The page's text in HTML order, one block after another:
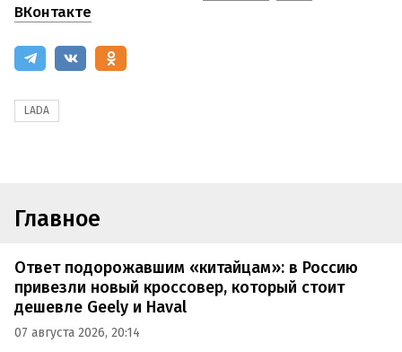
ВКонтакте
LADA
Главное
Ответ подорожавшим «китайцам»: в Россию
привезли новый кроссовер, который стоит
дешевле Geely и Haval
07 августа 2026, 20:14